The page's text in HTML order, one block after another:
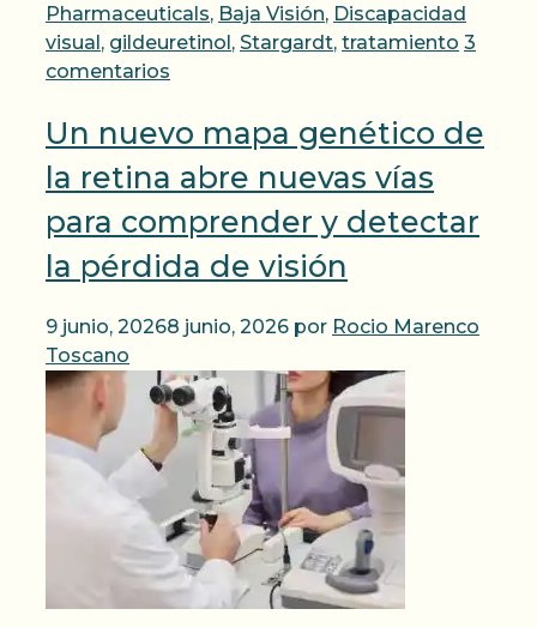
Pharmaceuticals, Baja Visión, Discapacidad
visual, gildeuretinol, Stargardt, tratamiento 3
comentarios
Un nuevo mapa genético de
la retina abre nuevas vías
para comprender y detectar
la pérdida de visión
9 junio, 20268 junio, 2026 por Rocio Marenco
Toscano